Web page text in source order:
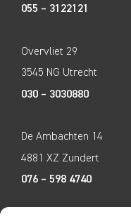
055 – 3122121
Overvliet 29
3545 NG Utrecht
030 – 3030880
De Ambachten 14
4881 XZ Zundert
076 – 598 4740